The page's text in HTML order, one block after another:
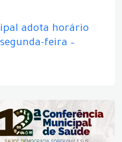
adota horário
feira –